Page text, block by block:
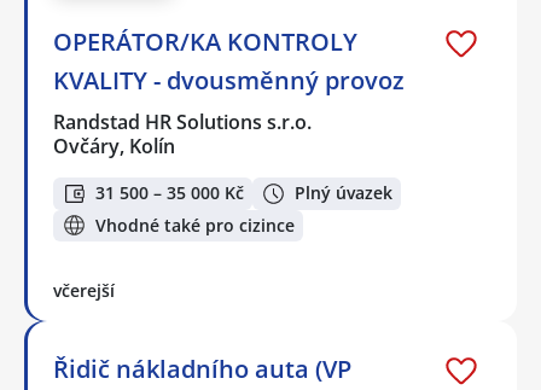
OPERÁTOR/KA KONTROLY
KVALITY - dvousměnný provoz
Randstad HR Solutions s.r.o.
Ovčáry, Kolín
31 500 – 35 000 Kč
Plný úvazek
Vhodné také pro cizince
včerejší
Řidič nákladního auta (VP